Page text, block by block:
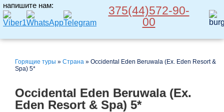
напишите нам:
375(44)572-90-
00
Горящие туры » Страна » Occidental Eden Beruwala (Ex. Eden Resort &
Spa) 5*
Occidental Eden Beruwala (Ex.
Eden Resort & Spa) 5*